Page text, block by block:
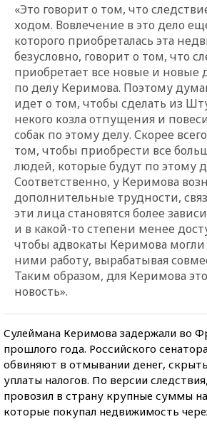
«Это говорит о том, что
ходом. Вовлечение в это дело
которого приобреталась эта
безусловно, говорит о том, что
приобретает все новые и новые
по делу Керимова. Поэтому
идет о том, чтобы сделать из
некого козла отпущения и
собак по этому делу. Скорее
том, чтобы приобрести все
людей, которые будут по этому
Соответственно, у Керимова
дополнительные трудности,
эти лица становятся более
и в какой-то степени менее
чтобы адвокаты Керимова
ними работу, вырабатывая
Таким образом, для Керимова
новость».
Сулеймана Керимова задержали во
прошлого года. Российского
обвиняют в отмывании денег,
уплаты налогов. По версии
провозил в страну крупные суммы
которые покупал недвижимость